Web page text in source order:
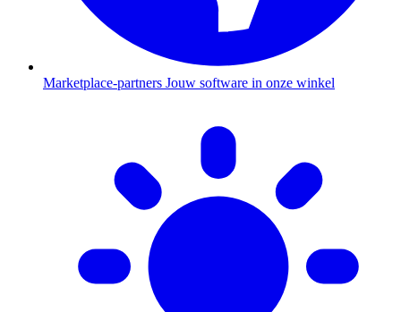
Marketplace-partners Jouw software in onze winkel